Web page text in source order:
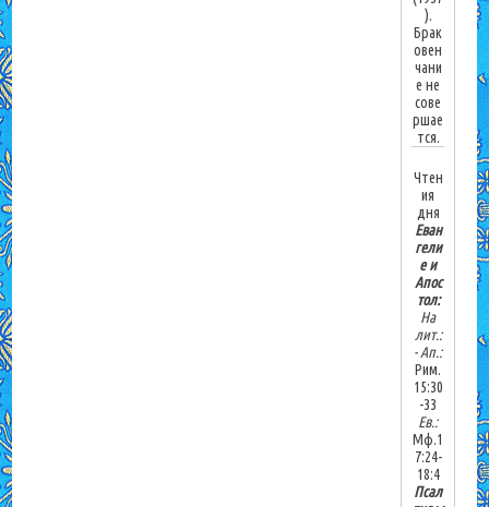
).
Брак
овен
чани
е не
сове
ршае
тся.
Чтен
ия
дня
Еван
гели
е и
Апос
тол:
На
лит.:
-Ап.:
Рим.
15:30
-33
Ев.:
Мф.1
7:24-
18:4
Псал